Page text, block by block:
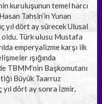
kuruluşunun temel harcı
Tahsin’in Yunan
yıl dört ay sürecek Ulusal
oldu. Türk ulusu Mustafa
emperyalizme karşı ilk
ışığında
TBMM’nin Başkomutanı
Büyük Taarruz
yıl dört ay sonra İzmir,